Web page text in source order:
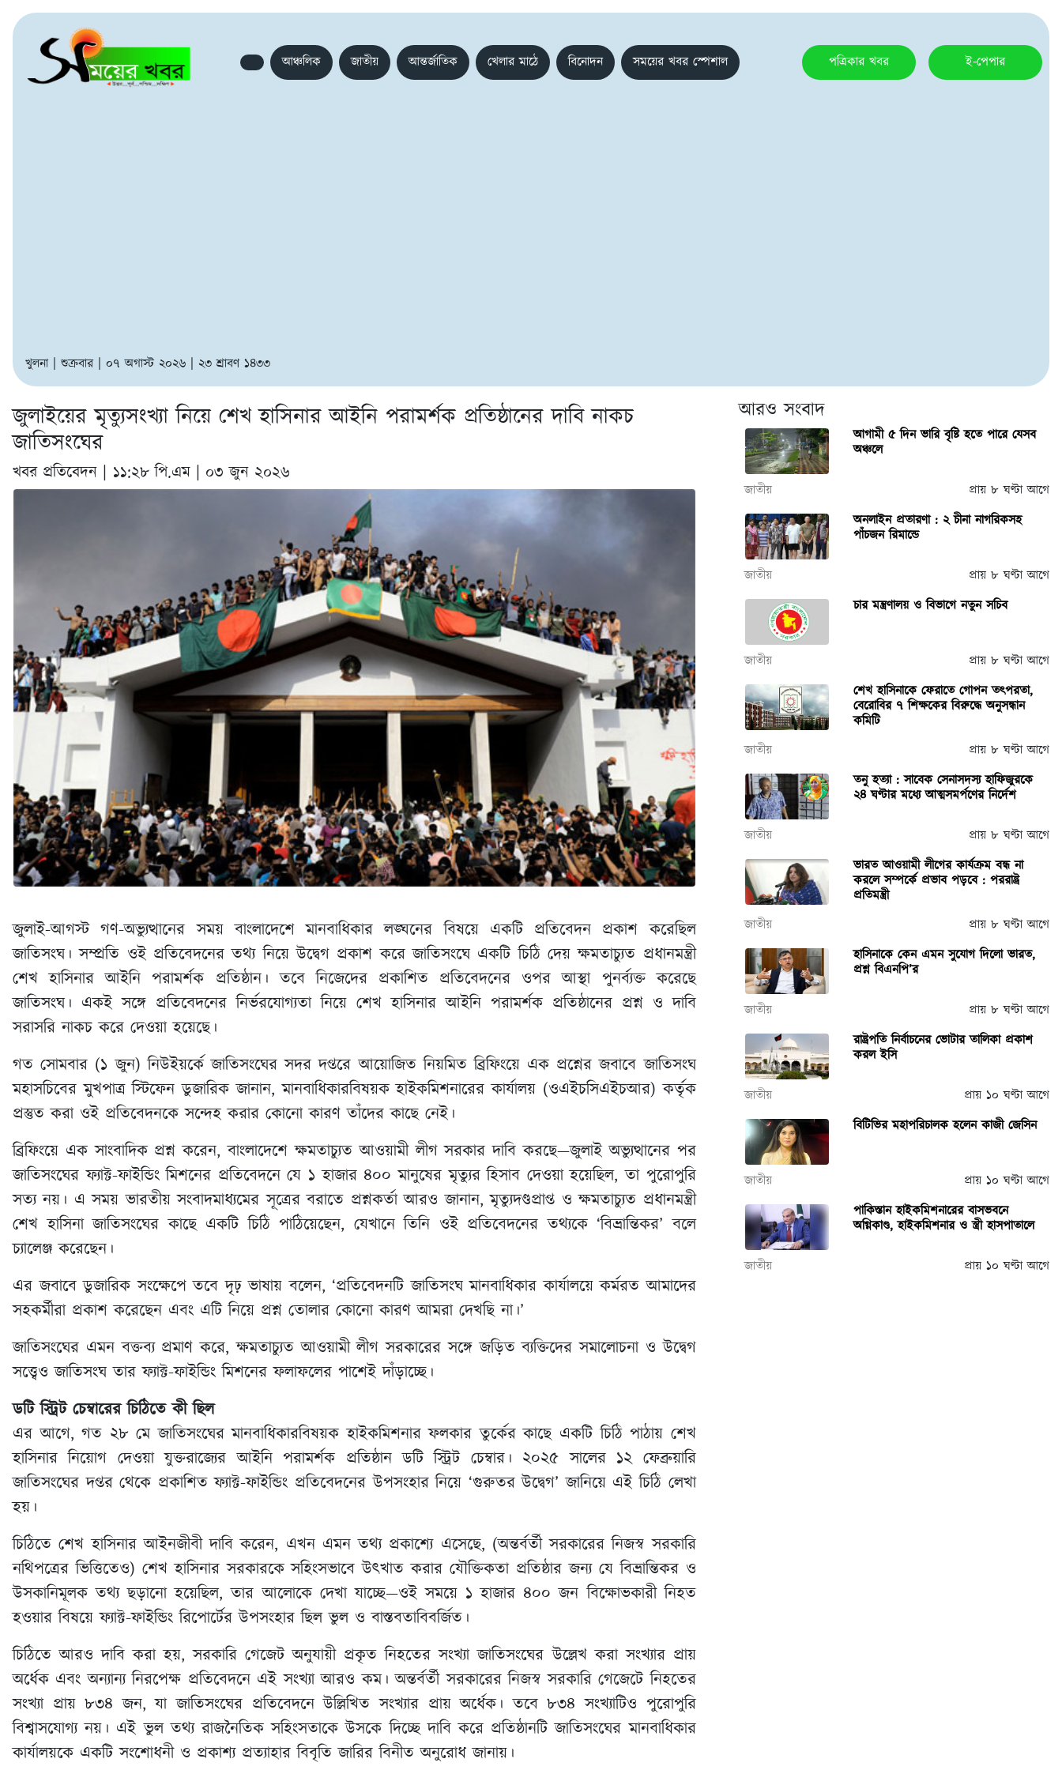
আঞ্চলিক জাতীয় আন্তর্জাতিক খেলার মাঠে বিনোদন সময়ের খবর স্পেশাল পত্রিকার খবর ই-পেপার
খুলনা | শুক্রবার | ০৭ অগাস্ট ২০২৬ | ২৩ শ্রাবণ ১৪৩৩
জুলাইয়ের মৃত্যুসংখ্যা নিয়ে শেখ হাসিনার আইনি পরামর্শক প্রতিষ্ঠানের দাবি নাকচ
জাতিসংঘের
খবর প্রতিবেদন | ১১:২৮ পি.এম | ০৩ জুন ২০২৬
জুলাই-আগস্ট গণ-অভ্যুত্থানের সময় বাংলাদেশে মানবাধিকার লঙ্ঘনের বিষয়ে একটি প্রতিবেদন প্রকাশ করেছিল
জাতিসংঘ। সম্প্রতি ওই প্রতিবেদনের তথ্য নিয়ে উদ্বেগ প্রকাশ করে জাতিসংঘে একটি চিঠি দেয় ক্ষমতাচ্যুত প্রধানমন্ত্রী
শেখ হাসিনার আইনি পরামর্শক প্রতিষ্ঠান। তবে নিজেদের প্রকাশিত প্রতিবেদনের ওপর আস্থা পুনর্ব্যক্ত করেছে
জাতিসংঘ। একই সঙ্গে প্রতিবেদনের নির্ভরযোগ্যতা নিয়ে শেখ হাসিনার আইনি পরামর্শক প্রতিষ্ঠানের প্রশ্ন ও দাবি
সরাসরি নাকচ করে দেওয়া হয়েছে।
গত সোমবার (১ জুন) নিউইয়র্কে জাতিসংঘের সদর দপ্তরে আয়োজিত নিয়মিত ব্রিফিংয়ে এক প্রশ্নের জবাবে জাতিসংঘ
মহাসচিবের মুখপাত্র স্টিফেন ডুজারিক জানান, মানবাধিকারবিষয়ক হাইকমিশনারের কার্যালয় (ওএইচসিএইচআর) কর্তৃক
প্রস্তুত করা ওই প্রতিবেদনকে সন্দেহ করার কোনো কারণ তাঁদের কাছে নেই।
ব্রিফিংয়ে এক সাংবাদিক প্রশ্ন করেন, বাংলাদেশে ক্ষমতাচ্যুত আওয়ামী লীগ সরকার দাবি করছে—জুলাই অভ্যুত্থানের পর
জাতিসংঘের ফ্যাক্ট-ফাইন্ডিং মিশনের প্রতিবেদনে যে ১ হাজার ৪০০ মানুষের মৃত্যুর হিসাব দেওয়া হয়েছিল, তা পুরোপুরি
সত্য নয়। এ সময় ভারতীয় সংবাদমাধ্যমের সূত্রের বরাতে প্রশ্নকর্তা আরও জানান, মৃত্যুদণ্ডপ্রাপ্ত ও ক্ষমতাচ্যুত প্রধানমন্ত্রী
শেখ হাসিনা জাতিসংঘের কাছে একটি চিঠি পাঠিয়েছেন, যেখানে তিনি ওই প্রতিবেদনের তথ্যকে ‘বিভ্রান্তিকর’ বলে
চ্যালেঞ্জ করেছেন।
এর জবাবে ডুজারিক সংক্ষেপে তবে দৃঢ় ভাষায় বলেন, ‘প্রতিবেদনটি জাতিসংঘ মানবাধিকার কার্যালয়ে কর্মরত আমাদের
সহকর্মীরা প্রকাশ করেছেন এবং এটি নিয়ে প্রশ্ন তোলার কোনো কারণ আমরা দেখছি না।’
জাতিসংঘের এমন বক্তব্য প্রমাণ করে, ক্ষমতাচ্যুত আওয়ামী লীগ সরকারের সঙ্গে জড়িত ব্যক্তিদের সমালোচনা ও উদ্বেগ
সত্ত্বেও জাতিসংঘ তার ফ্যাক্ট-ফাইন্ডিং মিশনের ফলাফলের পাশেই দাঁড়াচ্ছে।
ডটি স্ট্রিট চেম্বারের চিঠিতে কী ছিল
এর আগে, গত ২৮ মে জাতিসংঘের মানবাধিকারবিষয়ক হাইকমিশনার ফলকার তুর্কের কাছে একটি চিঠি পাঠায় শেখ
হাসিনার নিয়োগ দেওয়া যুক্তরাজ্যের আইনি পরামর্শক প্রতিষ্ঠান ডটি স্ট্রিট চেম্বার। ২০২৫ সালের ১২ ফেব্রুয়ারি
জাতিসংঘের দপ্তর থেকে প্রকাশিত ফ্যাক্ট-ফাইন্ডিং প্রতিবেদনের উপসংহার নিয়ে ‘গুরুতর উদ্বেগ’ জানিয়ে এই চিঠি লেখা
হয়।
চিঠিতে শেখ হাসিনার আইনজীবী দাবি করেন, এখন এমন তথ্য প্রকাশ্যে এসেছে, (অন্তর্বর্তী সরকারের নিজস্ব সরকারি
নথিপত্রের ভিত্তিতেও) শেখ হাসিনার সরকারকে সহিংসভাবে উৎখাত করার যৌক্তিকতা প্রতিষ্ঠার জন্য যে বিভ্রান্তিকর ও
উসকানিমূলক তথ্য ছড়ানো হয়েছিল, তার আলোকে দেখা যাচ্ছে—ওই সময়ে ১ হাজার ৪০০ জন বিক্ষোভকারী নিহত
হওয়ার বিষয়ে ফ্যাক্ট-ফাইন্ডিং রিপোর্টের উপসংহার ছিল ভুল ও বাস্তবতাবিবর্জিত।
চিঠিতে আরও দাবি করা হয়, সরকারি গেজেট অনুযায়ী প্রকৃত নিহতের সংখ্যা জাতিসংঘের উল্লেখ করা সংখ্যার প্রায়
অর্ধেক এবং অন্যান্য নিরপেক্ষ প্রতিবেদনে এই সংখ্যা আরও কম। অন্তর্বর্তী সরকারের নিজস্ব সরকারি গেজেটে নিহতের
সংখ্যা প্রায় ৮৩৪ জন, যা জাতিসংঘের প্রতিবেদনে উল্লিখিত সংখ্যার প্রায় অর্ধেক। তবে ৮৩৪ সংখ্যাটিও পুরোপুরি
বিশ্বাসযোগ্য নয়। এই ভুল তথ্য রাজনৈতিক সহিংসতাকে উসকে দিচ্ছে দাবি করে প্রতিষ্ঠানটি জাতিসংঘের মানবাধিকার
কার্যালয়কে একটি সংশোধনী ও প্রকাশ্য প্রত্যাহার বিবৃতি জারির বিনীত অনুরোধ জানায়।
আরও সংবাদ
আগামী ৫ দিন ভারি বৃষ্টি হতে পারে যেসব
অঞ্চলে
জাতীয়
প্রায় ৮ ঘণ্টা আগে
অনলাইন প্রতারণা : ২ চীনা নাগরিকসহ
পাঁচজন রিমান্ডে
জাতীয়
প্রায় ৮ ঘণ্টা আগে
চার মন্ত্রণালয় ও বিভাগে নতুন সচিব
জাতীয়
প্রায় ৮ ঘণ্টা আগে
শেখ হাসিনাকে ফেরাতে গোপন তৎপরতা,
বেরোবির ৭ শিক্ষকের বিরুদ্ধে অনুসন্ধান
কমিটি
জাতীয়
প্রায় ৮ ঘণ্টা আগে
তনু হত্যা : সাবেক সেনাসদস্য হাফিজুরকে
২৪ ঘণ্টার মধ্যে আত্মসমর্পণের নির্দেশ
জাতীয়
প্রায় ৮ ঘণ্টা আগে
ভারত আওয়ামী লীগের কার্যক্রম বন্ধ না
করলে সম্পর্কে প্রভাব পড়বে : পররাষ্ট্র
প্রতিমন্ত্রী
জাতীয়
প্রায় ৮ ঘণ্টা আগে
হাসিনাকে কেন এমন সুযোগ দিলো ভারত,
প্রশ্ন বিএনপি’র
জাতীয়
প্রায় ৮ ঘণ্টা আগে
রাষ্ট্রপতি নির্বাচনের ভোটার তালিকা প্রকাশ
করল ইসি
জাতীয়
প্রায় ১০ ঘণ্টা আগে
বিটিভির মহাপরিচালক হলেন কাজী জেসিন
জাতীয়
প্রায় ১০ ঘণ্টা আগে
পাকিস্তান হাইকমিশনারের বাসভবনে
অগ্নিকাণ্ড, হাইকমিশনার ও স্ত্রী হাসপাতালে
জাতীয় প্রায় ১০ ঘণ্টা আগে